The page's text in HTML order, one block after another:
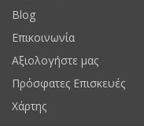
Blog
Επικοινωνία
Αξιολογήστε μας
Πρόσφατες Επισκευές
Χάρτης